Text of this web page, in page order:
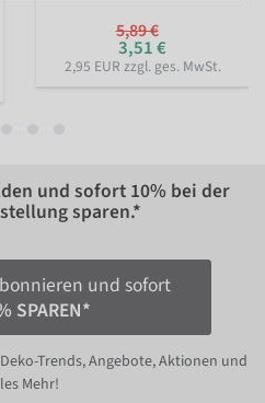
5,89 €
3,51 €
2,95 EUR zzgl. ges. MwSt.
und sofort 10% bei der
sparen.*
und sofort
SPAREN*
Trends, Angebote, Aktionen und
Mehr!